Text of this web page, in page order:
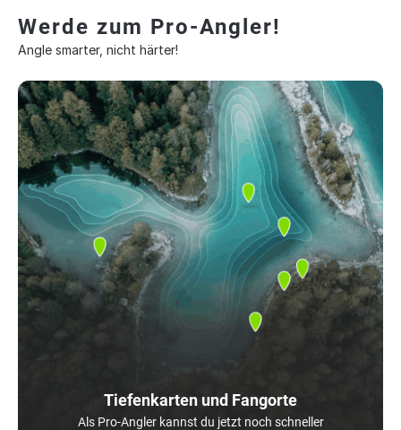
Werde zum Pro-Angler!
Angle smarter, nicht härter!
Tiefenkarten und Fangorte
Als Pro-Angler kannst du jetzt noch schneller